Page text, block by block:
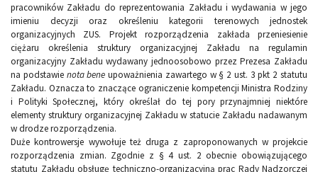
pracowników Zakładu do reprezentowania Zakładu i wydawania w jego
imieniu decyzji oraz określeniu kategorii terenowych jednostek
organizacyjnych ZUS. Projekt rozporządzenia zakłada przeniesienie
ciężaru określenia struktury organizacyjnej Zakładu na regulamin
organizacyjny Zakładu wydawany jednoosobowo przez Prezesa Zakładu
na podstawie nota beneupoważnienia zawartego w § 2 ust. 3 pkt 2 statutu
Zakładu. Oznacza to znaczące ograniczenie kompetencji Ministra Rodziny
i Polityki Społecznej, który określał do tej pory przynajmniej niektóre
elementy struktury organizacyjnej Zakładu w statucie Zakładu nadawanym
w drodze rozporządzenia.
Duże kontrowersje wywołuje też druga z zaproponowanych w projekcie
rozporządzenia zmian. Zgodnie z § 4 ust. 2 obecnie obowiązującego
statutu Zakładu obsługę techniczno-organizacyjną prac Rady Nadzorczej